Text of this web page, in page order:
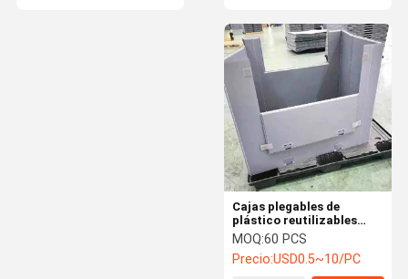
Sobre
Nosotros
Visita A La
Fábrica
Cajas plegables de
plástico reutilizables
grises Cajas de plástico
plegables rectangulares
MOQ:60 PCS
Precio:USD0.5~10/PC